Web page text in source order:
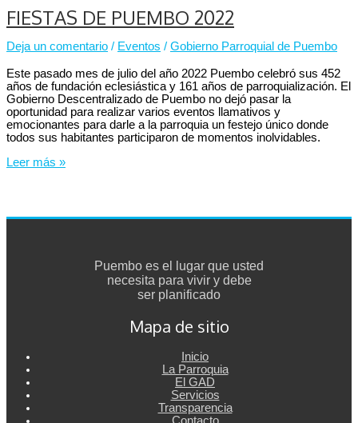
FIESTAS DE PUEMBO 2022
Deja un comentario / Eventos / Gobierno Parroquial de Puembo
Este pasado mes de julio del año 2022 Puembo celebró sus 452
años de fundación eclesiástica y 161 años de parroquialización. El
Gobierno Descentralizado de Puembo no dejó pasar la
oportunidad para realizar varios eventos llamativos y
emocionantes para darle a la parroquia un festejo único donde
todos sus habitantes participaron de momentos inolvidables.
FIESTAS
Leer más »
Puembo es el lugar que usted
necesita para vivir y debe
ser planificado
Mapa de sitio
Inicio
La Parroquia
El GAD
Servicios
Transparencia
Contacto